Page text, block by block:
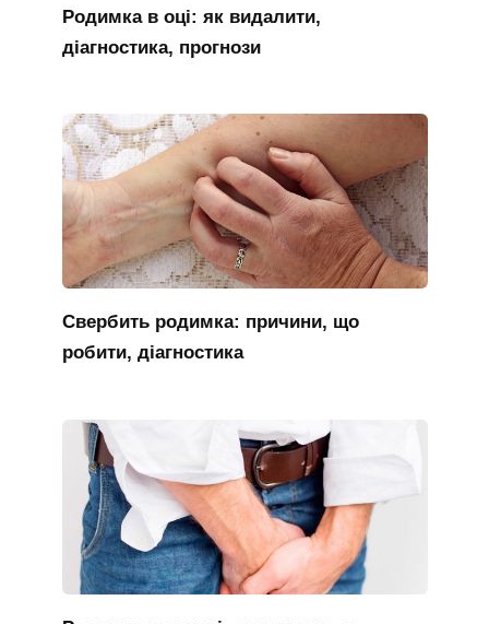
Родимка в оці: як видалити,
діагностика, прогнози
Свербить родимка: причини, що
робити, діагностика